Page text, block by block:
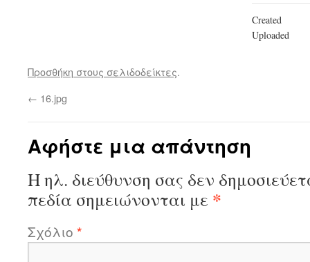
Created
Uploaded
Προσθήκη στους σελιδοδείκτες.
← 16.jpg
Αφήστε μια απάντηση
Η ηλ. διεύθυνση σας δεν
πεδία σημειώνονται με *
Σχόλιο *